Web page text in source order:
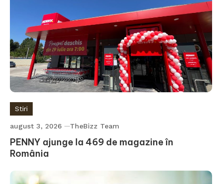
Stiri
august 3, 2026 TheBizz Team
PENNY ajunge la 469 de magazine în
România